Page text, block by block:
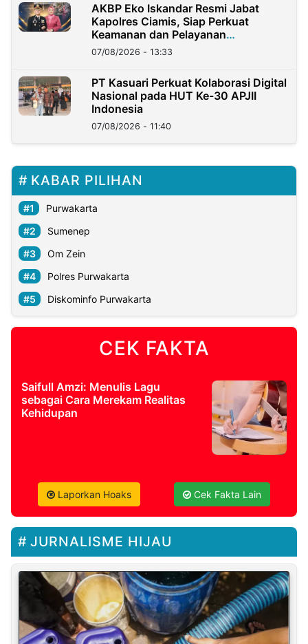
AKBP Eko Iskandar Resmi Jabat
Kapolres Ciamis, Siap Perkuat
Keamanan dan Pelayanan
Masyarakat
07/08/2026 - 13:33
PT Kasuari Perkuat Kolaborasi Digital
Nasional pada HUT Ke-30 APJII
Indonesia
07/08/2026 - 11:40
KABAR PILIHAN
Purwakarta
Sumenep
Om Zein
Polres Purwakarta
Diskominfo Purwakarta
CEK FAKTA
Saifull Amzi: Menulis Lagu
sebagai Cara Merekam Realitas
Kehidupan
Laporkan Hoaks Cek Fakta Lain
JURNALISME HIJAU